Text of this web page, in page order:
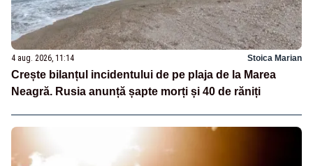
4 aug. 2026, 11:14 Stoica Marian
Crește bilanțul incidentului de pe plaja de la Marea
Neagră. Rusia anunță șapte morți și 40 de răniți